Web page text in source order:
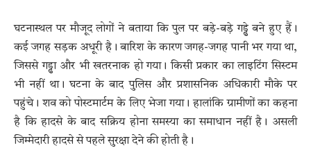
घटनास्थल पर मौजूद लोगों ने बताया कि पुल पर बड़े-बड़े गड्ढे बने हुए हैं।
कई जगह सड़क अधूरी है। बारिश के कारण जगह-जगह पानी भर गया था,
जिससे गड्ढा और भी खतरनाक हो गया। किसी प्रकार का लाइटिंग सिस्टम
भी नहीं था। घटना के बाद पुलिस और प्रशासनिक अधिकारी मौके पर
पहुंचे। शव को पोस्टमार्टम के लिए भेजा गया। हालांकि ग्रामीणों का कहना
है कि हादसे के बाद सक्रिय होना समस्या का समाधान नहीं है। असली
जिम्मेदारी हादसे से पहले सुरक्षा देने की होती है।